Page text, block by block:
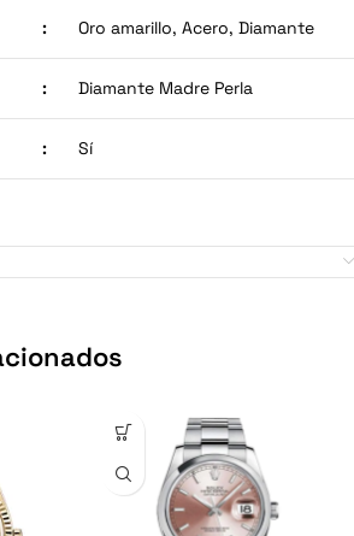
: Oro amarillo, Acero, Diamante
: Diamante Madre Perla
: Sí